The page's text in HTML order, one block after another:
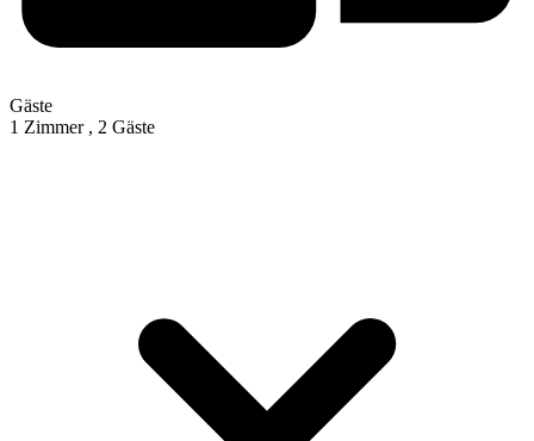
Gäste
1 Zimmer , 2 Gäste